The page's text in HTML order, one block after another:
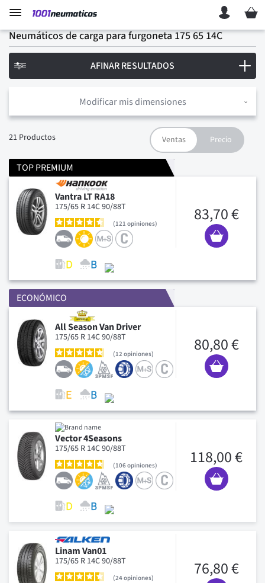
Mi
Neumáticos de carga para furgoneta 175 65 14C
Modificar mis dimensiones
21 Productos
TOP PREMIUM
Vantra LT RA18
175/65 R 14C 90/88T
121 opiniones 83,70 €
ECONÓMICO
All Season Van Driver
175/65 R 14C 90/88T
12 opiniones 80,80 €
Vector 4Seasons
175/65 R 14C 90/88T
106opiniones 118,00 €
Linam Van01
175/65 R 14C 90/88T
24opiniones 76,80 €
AFINAR RESULTADOS